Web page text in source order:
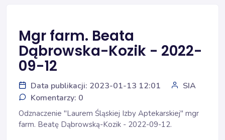
Mgr farm. Beata
Dąbrowska-Kozik - 2022-
09-12
Data publikacji: 2023-01-13 12:01
SIA
Komentarzy: 0
Odznaczenie "Laurem Śląskiej Izby Aptekarskiej" mgr
farm. Beatę Dąbrowską-Kozik - 2022-09-12.